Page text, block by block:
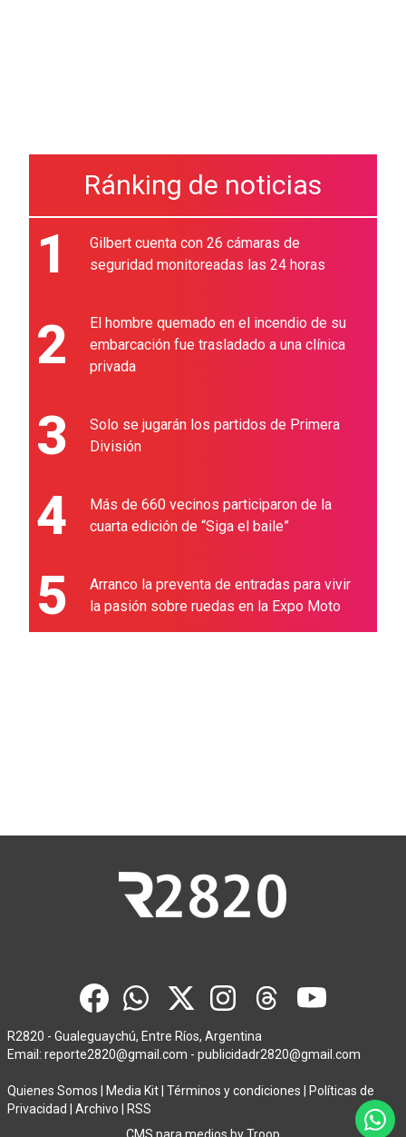
Ránking de noticias
1
Gilbert cuenta con 26 cámaras de
seguridad monitoreadas las 24 horas
2
El hombre quemado en el incendio de su
embarcación fue trasladado a una clínica
privada
3
Solo se jugarán los partidos de Primera
División
4
Más de 660 vecinos participaron de la
cuarta edición de “Siga el baile”
5
Arranco la preventa de entradas para vivir
la pasión sobre ruedas en la Expo Moto
R2820 - Gualeguaychú, Entre Ríos, Argentina
Email: reporte2820@gmail.com - publicidadr2820@gmail.com
Quienes Somos Media Kit Términos y condiciones
Políticas de
Privacidad
Archivo
RSS